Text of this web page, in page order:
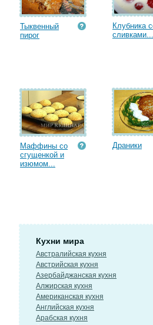
Тыквенный
пирог
Клубника
сливками...
Маффины со
сгущенкой и
изюмом...
Драники
Кухни мира
Австралийская кухня
Австрийская кухня
Азербайджанская кухня
Алжирская кухня
Американская кухня
Английская кухня
Арабская кухня